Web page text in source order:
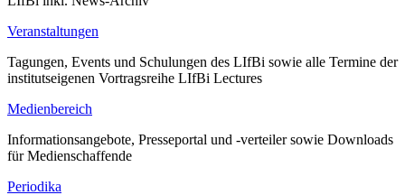
Veranstaltungen
Tagungen, Events und Schulungen des LIfBi sowie alle Termine der
institutseigenen Vortragsreihe LIfBi Lectures
Medienbereich
Informationsangebote, Presseportal und -verteiler sowie Downloads
für Medienschaffende
Periodika